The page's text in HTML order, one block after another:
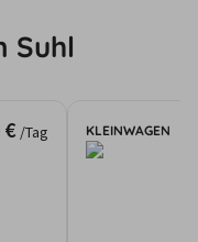
Suhl
/Tag KLEINWAGEN